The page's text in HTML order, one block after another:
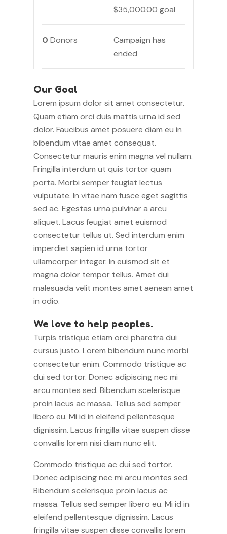
$35,000.00 goal
0 Donors
Campaign has
ended
Our Goal
Lorem ipsum dolor sit amet consectetur.
Quam etiam orci duis mattis urna id sed
dolor. Faucibus amet posuere diam eu in
bibendum vitae amet consequat.
Consectetur mauris enim magna vel nullam.
Fringilla interdum ut quis tortor quam
porta. Morbi semper feugiat lectus
vulputate. In vitae nam fusce eget sagittis
sed ac. Egestas urna pulvinar a arcu
aliquet. Lacus feugiat amet euismod
consectetur tellus ut. Sed interdum enim
imperdiet sapien id urna tortor
ullamcorper integer. In euismod sit et
magna dolor tempor tellus. Amet dui
malesuada velit montes amet aenean amet
in odio.
We love to help peoples.
Turpis tristique etiam orci pharetra dui
cursus justo. Lorem bibendum nunc morbi
consectetur enim. Commodo tristique ac
dui sed tortor. Donec adipiscing nec mi
arcu montes sed. Bibendum scelerisque
proin lacus ac massa. Tellus sed semper
libero eu. Mi id in eleifend pellentesque
dignissim. Lacus fringilla vitae suspen disse
convallis lorem nisi diam nunc elit.
Commodo tristique ac dui sed tortor.
Donec adipiscing nec mi arcu montes sed.
Bibendum scelerisque proin lacus ac
massa. Tellus sed semper libero eu. Mi id in
eleifend pellentesque dignissim. Lacus
fringilla vitae suspen disse convallis lorem